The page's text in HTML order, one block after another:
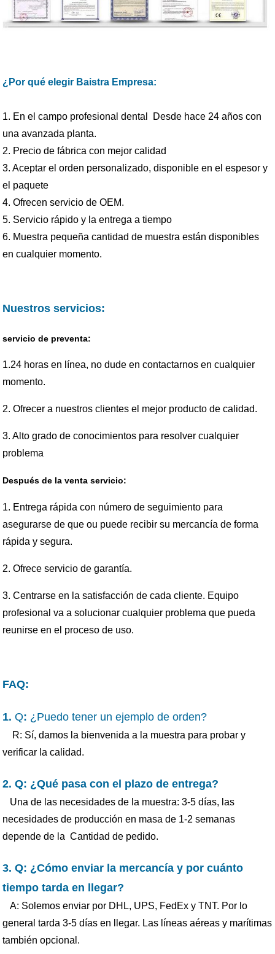
¿Por qué elegir Baistra Empresa:
1. En el campo profesional dental Desde hace 24 años con
una avanzada planta.
2. Precio de fábrica con mejor calidad
3. Aceptar el orden personalizado, disponible en el espesor y
el paquete
4. Ofrecen servicio de OEM.
5. Servicio rápido y la entrega a tiempo
6. Muestra pequeña cantidad de muestra están disponibles
en cualquier momento.
Nuestros servicios:
servicio de preventa:
1.24 horas en línea, no dude en contactarnos en cualquier
momento.
2. Ofrecer a nuestros clientes el mejor producto de calidad.
3. Alto grado de conocimientos para resolver cualquier
problema
Después de la venta servicio:
1. Entrega rápida con número de seguimiento para
asegurarse de que ou puede recibir su mercancía de forma
rápida y segura.
2. Ofrece servicio de garantía.
3. Centrarse en la satisfacción de cada cliente. Equipo
profesional va a solucionar cualquier problema que pueda
reunirse en el proceso de uso.
FAQ:
1.Q: ¿Puedo tener un ejemplo de orden?
R: Sí, damos la bienvenida a la muestra para probar y
verificar la calidad.
2. Q: ¿Qué pasa con el plazo de entrega?
Una de las necesidades de la muestra: 3-5 días, las
necesidades de producción en masa de 1-2 semanas
depende de la Cantidad de pedido.
3. Q: ¿Cómo enviar la mercancía y por cuánto
tiempo tarda en llegar?
A: Solemos enviar por DHL, UPS, FedEx y TNT. Por lo
general tarda 3-5 días en llegar. Las líneas aéreas y marítimas
también opcional.